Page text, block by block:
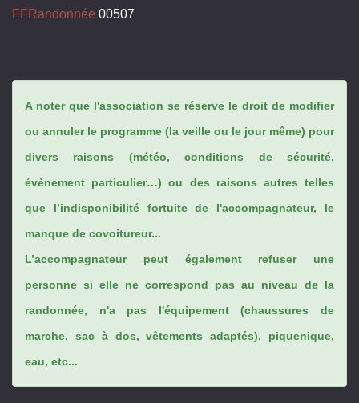
FFRandonnée 00507
A noter que l'association se réserve le droit de modifier
ou annuler le programme (la veille ou le jour même) pour
divers raisons (météo, conditions de sécurité,
évènement particulier…) ou des raisons autres telles
que l’indisponibilité fortuite de l'accompagnateur, le
manque de covoitureur...
L’accompagnateur peut également refuser une
personne si elle ne correspond pas au niveau de la
randonnée, n'a pas l'équipement (chaussures de
marche, sac à dos, vêtements adaptés), piquenique,
eau, etc...